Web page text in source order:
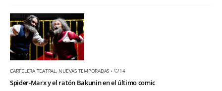
CARTELERA TEATRAL, NUEVAS TEMPORADAS • 14
Spider-Marx y el ratón Bakunin en el último comic